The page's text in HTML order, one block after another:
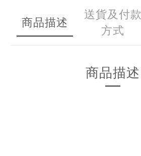
商品描述
送貨及付款
方式
商品描述